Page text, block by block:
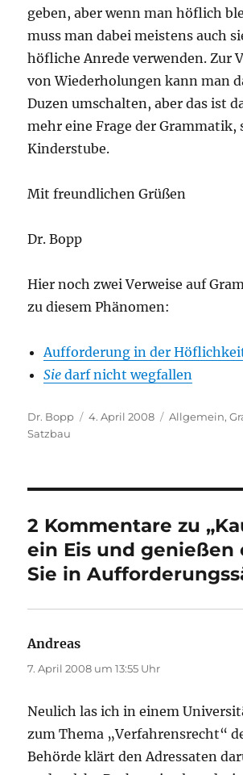
geben, aber wenn man höflich
muss man dabei meistens auch
höfliche Anrede verwenden. Zur
von Wiederholungen kann man
Duzen umschalten, aber das ist
mehr eine Frage der Grammatik,
Kinderstube.
Mit freundlichen Grüßen
Dr. Bopp
Hier noch zwei Verweise auf
zu diesem Phänomen:
Aufforderung in der
Sie darf nicht wegfallen
Autor
Dr. Bopp
Veröffentlicht
4. April 2008 Kategorien
Allgemein,
Satzbau
2 Kommentare zu
ein Eis und genießen
Sie in
Andreas
7. April 2008 um 13:55 Uhr
Neulich las ich in einem
zum Thema „Verfahrensrecht“
Behörde klärt den Adressaten